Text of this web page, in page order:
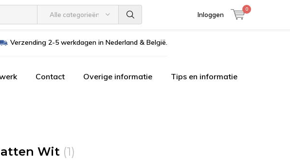
Alle categorieën Inloggen
0
Verzending 2-5 werkdagen in Nederland & België.
Contact Overige informatie Tips en informatie
Wit (1)